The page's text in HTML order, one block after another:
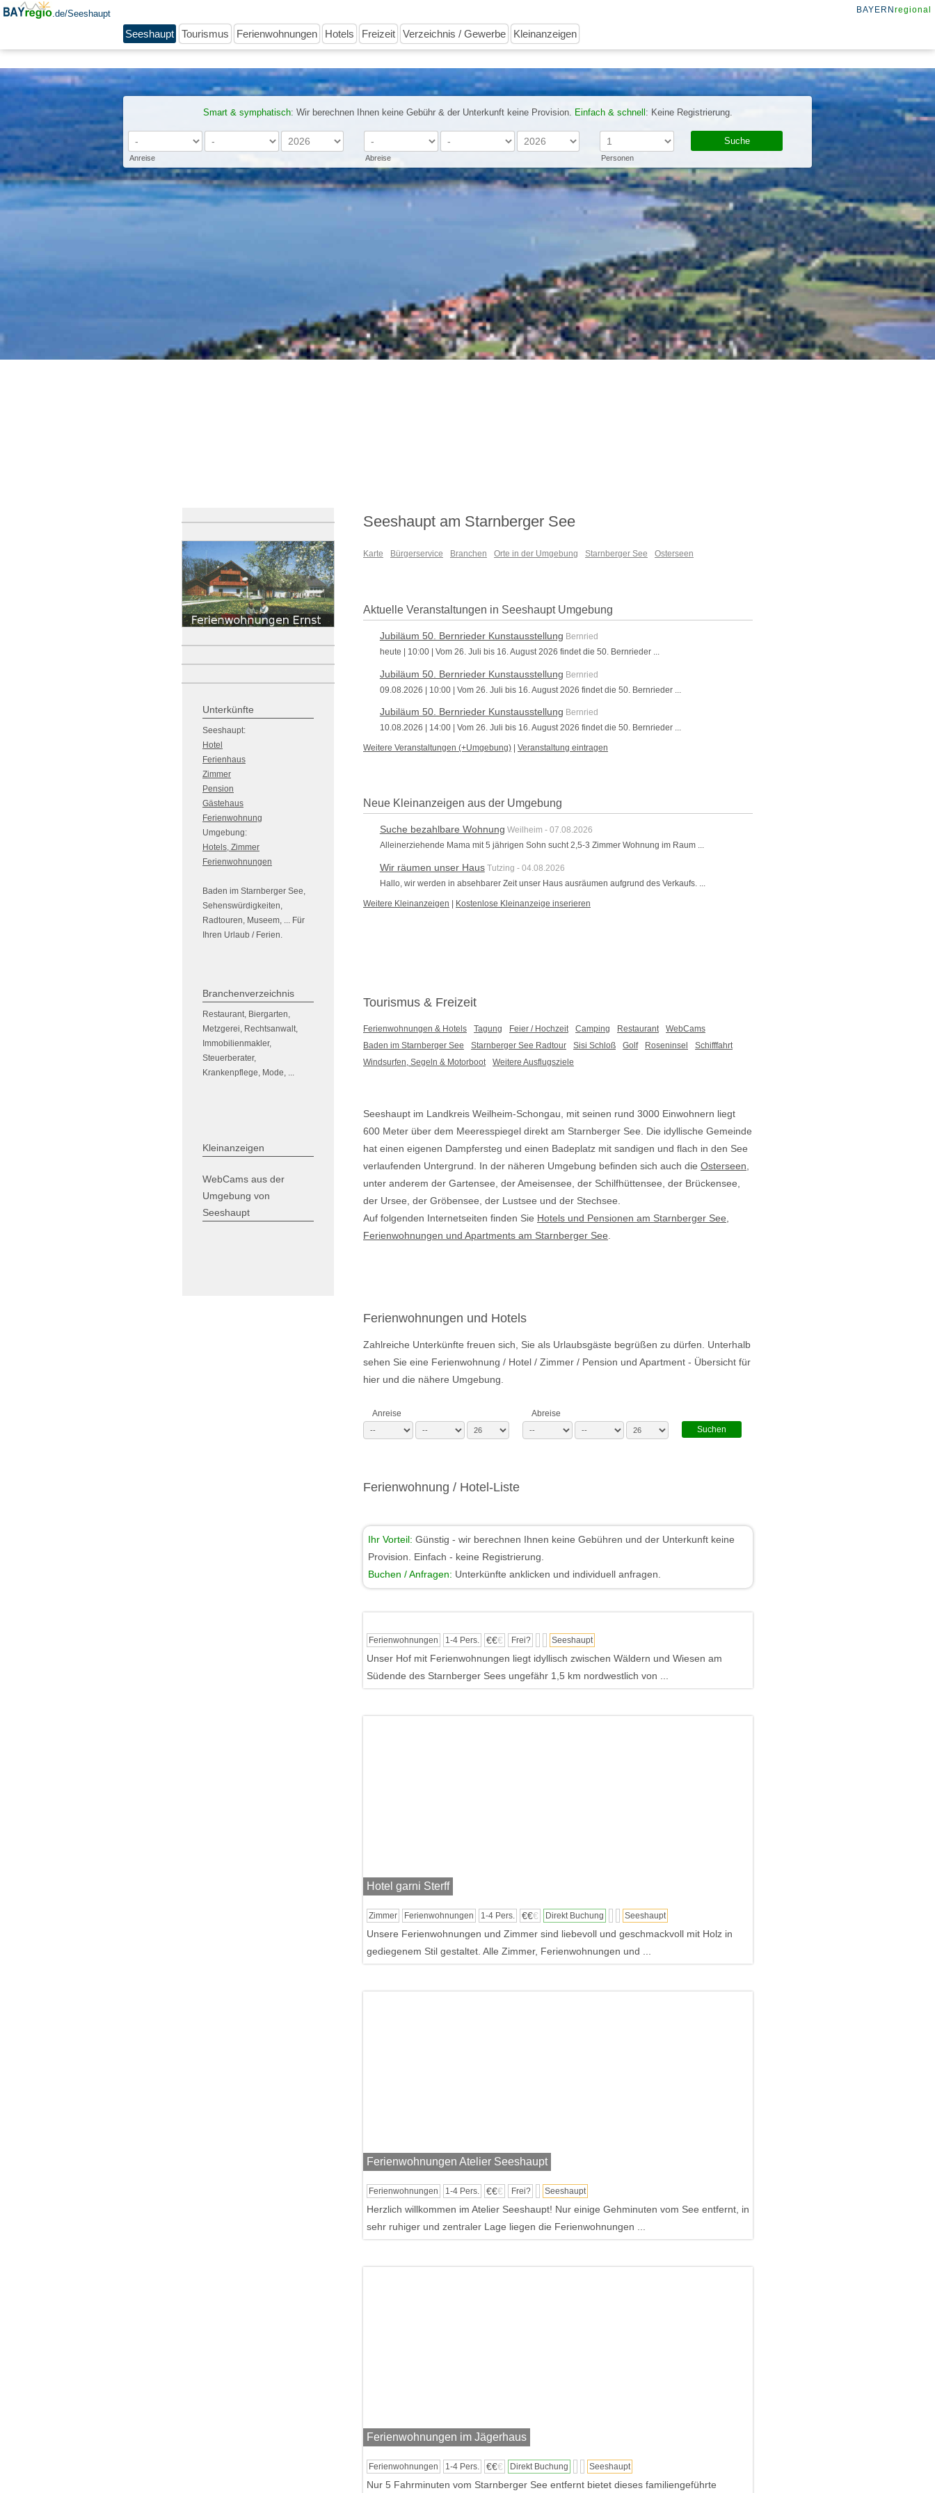
.de/Seeshaupt BAYERN regional
Seeshaupt Tourismus Ferienwohnungen Hotels Freizeit Verzeichnis / Gewerbe Kleinanzeigen
Smart & symphatisch: Wir berechnen Ihnen keine Gebühr & der Unterkunft keine Provision. Einfach & schnell : Keine Registrierung.
Anreise Abreise Personen
Unterkünfte
Seeshaupt:
Hotel
Ferienhaus
Zimmer
Pension
Gästehaus
Ferienwohnung
Umgebung:
Hotels, Zimmer
Ferienwohnungen
Baden im Starnberger See,
Sehenswürdigkeiten,
Radtouren, Museem, ... Für
Ihren Urlaub / Ferien.
Branchenverzeichnis
Restaurant, Biergarten,
Metzgerei, Rechtsanwalt,
Immobilienmakler,
Steuerberater,
Krankenpflege, Mode, ...
Kleinanzeigen
WebCams aus der
Umgebung von
Seeshaupt
Seeshaupt am Starnberger See
Karte Bürgerservice Branchen Orte in der Umgebung Starnberger See Osterseen
Aktuelle Veranstaltungen in Seeshaupt Umgebung
Jubiläum 50. Bernrieder Kunstausstellung Bernried
heute | 10:00 | Vom 26. Juli bis 16. August 2026 findet die 50. Bernrieder ...
Jubiläum 50. Bernrieder Kunstausstellung Bernried
09.08.2026 | 10:00 | Vom 26. Juli bis 16. August 2026 findet die 50. Bernrieder ...
Jubiläum 50. Bernrieder Kunstausstellung Bernried
10.08.2026 | 14:00 | Vom 26. Juli bis 16. August 2026 findet die 50. Bernrieder ...
Weitere Veranstaltungen (+Umgebung) Veranstaltung eintragen
Neue Kleinanzeigen aus der Umgebung
Suche bezahlbare Wohnung Weilheim - 07.08.2026
Alleinerziehende Mama mit 5 jährigen Sohn sucht 2,5-3 Zimmer Wohnung im Raum ...
Wir räumen unser HausTutzing - 04.08.2026
Hallo, wir werden in absehbarer Zeit unser Haus ausräumen aufgrund des Verkaufs. ...
Weitere Kleinanzeigen Kostenlose Kleinanzeige inserieren
Tourismus & Freizeit
Ferienwohnungen & Hotels Tagung Feier / Hochzeit Camping Restaurant
WebCams
Baden im Starnberger See
Starnberger See Radtour Sisi Schloß Golf Roseninsel
Schifffahrt
Windsurfen, Segeln & Motorboot
Weitere Ausflugsziele
Seeshaupt im Landkreis Weilheim-Schongau, mit seinen rund 3000 Einwohnern liegt
600 Meter über dem Meeresspiegel direkt am Starnberger See. Die idyllische Gemeinde
hat einen eigenen Dampfersteg und einen Badeplatz mit sandigen und flach in den See
verlaufenden Untergrund. In der näheren Umgebung befinden sich auch die Osterseen,
unter anderem der Gartensee, der Ameisensee, der Schilfhüttensee, der Brückensee,
der Ursee, der Gröbensee, der Lustsee und der Stechsee.
Auf folgenden Internetseiten finden Sie Hotels und Pensionen am Starnberger See,
Ferienwohnungen und Apartments am Starnberger See.
Ferienwohnungen und Hotels
Zahlreiche Unterkünfte freuen sich, Sie als Urlaubsgäste begrüßen zu dürfen. Unterhalb
sehen Sie eine Ferienwohnung / Hotel / Zimmer / Pension und Apartment - Übersicht für
hier und die nähere Umgebung.
Anreise Abreise
Ferienwohnung / Hotel-Liste
Ihr Vorteil: Günstig - wir berechnen Ihnen keine Gebühren und der Unterkunft keine
Provision. Einfach - keine Registrierung.
Buchen / Anfragen: Unterkünfte anklicken und individuell anfragen.
Ferienwohnungen 1-4 Pers. €€€ Frei? Seeshaupt
Unser Hof mit Ferienwohnungen liegt idyllisch zwischen Wäldern und Wiesen am
Südende des Starnberger Sees ungefähr 1,5 km nordwestlich von ...
Hotel garni Sterff
Zimmer Ferienwohnungen 1-4 Pers. €€€ Direkt Buchung Seeshaupt
Unsere Ferienwohnungen und Zimmer sind liebevoll und geschmackvoll mit Holz in
gediegenem Stil gestaltet. Alle Zimmer, Ferienwohnungen und ...
Ferienwohnungen Atelier Seeshaupt
Ferienwohnungen 1-4 Pers. €€€ Frei? Seeshaupt
Herzlich willkommen im Atelier Seeshaupt! Nur einige Gehminuten vom See entfernt, in
sehr ruhiger und zentraler Lage liegen die Ferienwohnungen ...
Ferienwohnungen im Jägerhaus
Ferienwohnungen 1-4 Pers. €€€ Direkt Buchung Seeshaupt
Nur 5 Fahrminuten vom Starnberger See entfernt bietet dieses familiengeführte